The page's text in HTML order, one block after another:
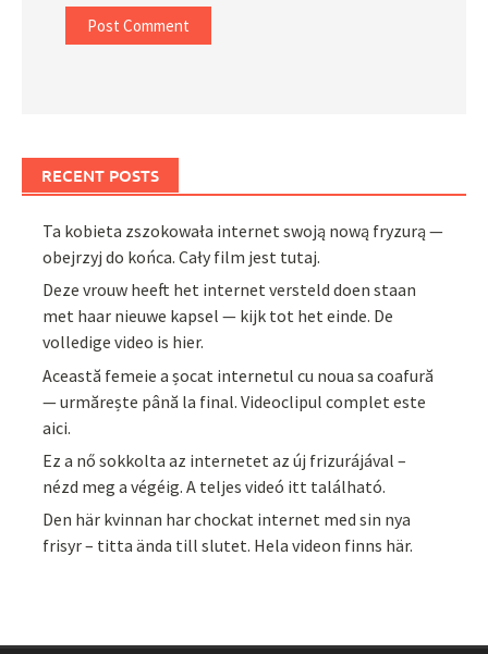
RECENT POSTS
Ta kobieta zszokowała internet swoją nową fryzurą —
obejrzyj do końca. Cały film jest tutaj.
Deze vrouw heeft het internet versteld doen staan
met haar nieuwe kapsel — kijk tot het einde. De
volledige video is hier.
Această femeie a șocat internetul cu noua sa coafură
— urmărește până la final. Videoclipul complet este
aici.
Ez a nő sokkolta az internetet az új frizurájával –
nézd meg a végéig. A teljes videó itt található.
Den här kvinnan har chockat internet med sin nya
frisyr – titta ända till slutet. Hela videon finns här.